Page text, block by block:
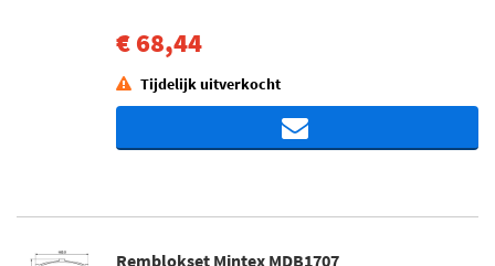
€ 68,44
Tijdelijk uitverkocht
Remblokset Mintex MDB1707